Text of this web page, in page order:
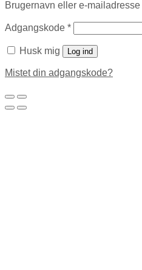
Brugernavn eller e-mailadresse
Adgangskode *
Husk mig Log ind
Mistet din adgangskode?